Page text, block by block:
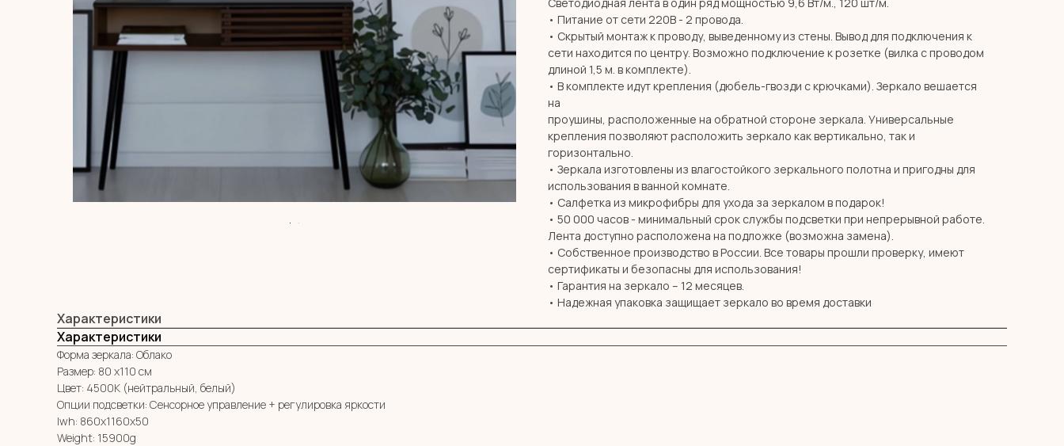
• Питание от сети 220В - 2 провода.
• Скрытый монтаж к проводу, выведенному из стены. Вывод для подключения к
сети находится по центру. Возможно подключение к розетке (вилка с проводом
длиной 1,5 м. в комплекте).
• В комплекте идут крепления (дюбель-гвозди с крючками). Зеркало вешается
на
проушины, расположенные на обратной стороне зеркала. Универсальные
крепления позволяют расположить зеркало как вертикально, так и
горизонтально.
• Зеркала изготовлены из влагостойкого зеркального полотна и пригодны для
использования в ванной комнате.
• Салфетка из микрофибры для ухода за зеркалом в подарок!
• 50 000 часов - минимальный срок службы подсветки при непрерывной работе.
Лента доступно расположена на подложке (возможна замена).
• Собственное производство в России. Все товары прошли проверку, имеют
сертификаты и безопасны для использования!
• Гарантия на зеркало – 12 месяцев.
• Надежная упаковка защищает зеркало во время доставки
Характеристики
Характеристики
Форма зеркала: Облако
Размер: 80 х110 см
Цвет: 4500К (нейтральный, белый)
Опции подсветки: Сенсорное управление + регулировка яркости
lwh: 860x1160x50
Weight: 15900g